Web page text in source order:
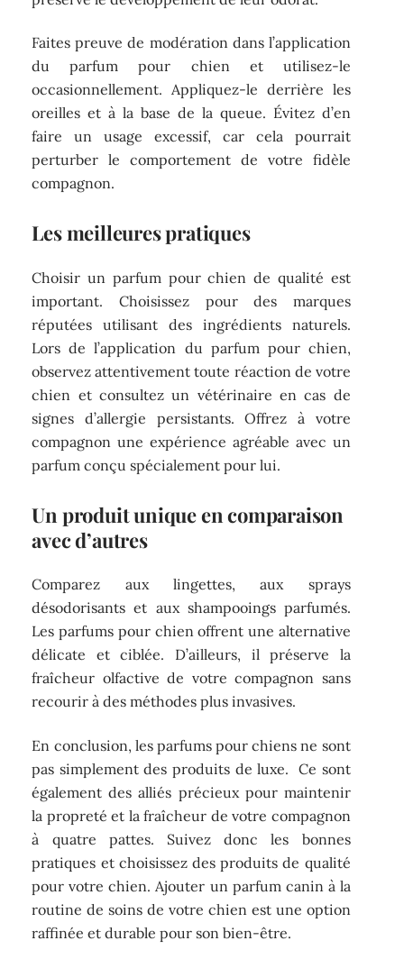
Faites preuve de modération dans l’application
du parfum pour chien et utilisez-le
occasionnellement. Appliquez-le derrière les
oreilles et à la base de la queue. Évitez d’en
faire un usage excessif, car cela pourrait
perturber le comportement de votre fidèle
compagnon.
Les meilleures pratiques
Choisir un parfum pour chien de qualité est
important. Choisissez pour des marques
réputées utilisant des ingrédients naturels.
Lors de l’application du parfum pour chien,
observez attentivement toute réaction de votre
chien et consultez un vétérinaire en cas de
signes d’allergie persistants. Offrez à votre
compagnon une expérience agréable avec un
parfum conçu spécialement pour lui.
Un produit unique en comparaison
avec d’autres
Comparez aux lingettes, aux sprays
désodorisants et aux shampooings parfumés.
Les parfums pour chien offrent une alternative
délicate et ciblée. D’ailleurs, il préserve la
fraîcheur olfactive de votre compagnon sans
recourir à des méthodes plus invasives.
En conclusion, les parfums pour chiens ne sont
pas simplement des produits de luxe. Ce sont
également des alliés précieux pour maintenir
la propreté et la fraîcheur de votre compagnon
à quatre pattes. Suivez donc les bonnes
pratiques et choisissez des produits de qualité
pour votre chien. Ajouter un parfum canin à la
routine de soins de votre chien est une option
raffinée et durable pour son bien-être.